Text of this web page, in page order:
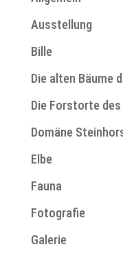
Ausstellung
Bille
Die alten Bäume
Die Forstorte
Domäne
Elbe
Fauna
Fotografie
Galerie